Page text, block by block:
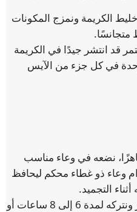
الكريمة ونمزج المكونات
متجانسًا.
قد انتشر جيدًا في الكريمة
في كل جزء من الآيس
نضعه في وعاء مناسب
وعاء ذو غطاء محكم ليحافظ
التجميد.
نضع الوعاء في الفريزر ونتركه لمدة 6 إلى 8 ساعات أو